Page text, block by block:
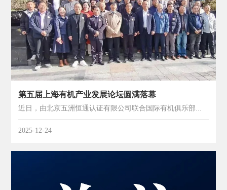
第五届上海有机产业发展论坛圆满落幕
2025-12-24